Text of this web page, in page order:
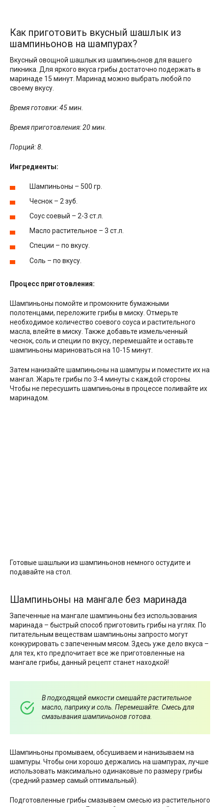
Как приготовить вкусный шашлык из
шампиньонов на шампурах?
Вкусный овощной шашлык из шампиньонов для вашего
пикника. Для яркого вкуса грибы достаточно подержать в
маринаде 15 минут. Маринад можно выбрать любой по
своему вкусу.
Время готовки: 45 мин.
Время приготовления: 20 мин.
Порций: 8.
Ингредиенты:
Шампиньоны – 500 гр.
Чеснок – 2 зуб.
Соус соевый – 2-3 ст.л.
Масло растительное – 3 ст.л.
Специи – по вкусу.
Соль – по вкусу.
Процесс приготовления:
Шампиньоны помойте и промокните бумажными
полотенцами, переложите грибы в миску. Отмерьте
необходимое количество соевого соуса и растительного
масла, влейте в миску. Также добавьте измельченный
чеснок, соль и специи по вкусу, перемешайте и оставьте
шампиньоны мариноваться на 10-15 минут.
Затем нанизайте шампиньоны на шампуры и поместите их на
мангал. Жарьте грибы по 3-4 минуты с каждой стороны.
Чтобы не пересушить шампиньоны в процессе поливайте их
маринадом.
Готовые шашлыки из шампиньонов немного остудите и
подавайте на стол.
Шампиньоны на мангале без маринада
Запеченные на мангале шампиньоны без использования
маринада – быстрый способ приготовить грибы на углях. По
питательным веществам шампиньоны запросто могут
конкурировать с запеченным мясом. Здесь уже дело вкуса –
для тех, кто предпочитает все же приготовленные на
мангале грибы, данный рецепт станет находкой!
В подходящей емкости смешайте растительное
масло, паприку и соль. Перемешайте. Смесь для
смазывания шампиньонов готова.
Шампиньоны промываем, обсушиваем и нанизываем на
шампуры. Чтобы они хорошо держались на шампурах, лучше
использовать максимально одинаковые по размеру грибы
(средний размер самый оптимальный).
Подготовленные грибы смазываем смесью из растительного